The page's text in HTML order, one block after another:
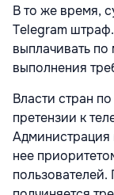
В то же время,
Telegram
выплачивать по
выполнения
Власти стран
претензии к
Администрация
нее